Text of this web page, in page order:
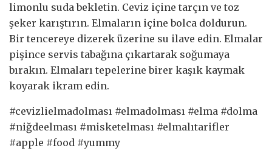
limonlu suda bekletin. Ceviz içine tarçın ve toz
şeker karıştırın. Elmaların içine bolca doldurun.
Bir tencereye dizerek üzerine su ilave edin. Elmalar
pişince servis tabağına çıkartarak soğumaya
bırakın. Elmaları tepelerine birer kaşık kaymak
koyarak ikram edin.
#cevizlielmadolması #elmadolması #elma #dolma
#niğdeelması #misketelması #elmalıtarifler
#apple #food #yummy